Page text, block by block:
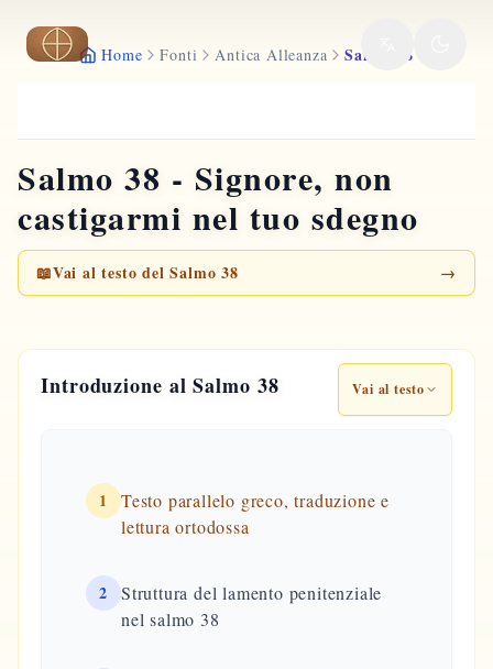
Vai al contenuto principale
Home Fonti Antica Alleanza Salmo 38
Salmo 38 - Signore, non
castigarmi nel tuo sdegno
📖Vai al testo del Salmo 38 →
Introduzione al Salmo 38 Vai al testo
1
Testo parallelo greco, traduzione e
lettura ortodossa
2
Struttura del lamento penitenziale
nel salmo 38